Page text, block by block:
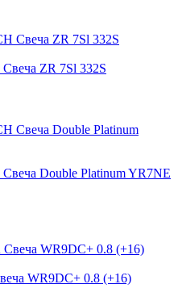
ZR 7Sl 332S
Double Platinum YR7NE
WR9DC+ 0.8 (+16)